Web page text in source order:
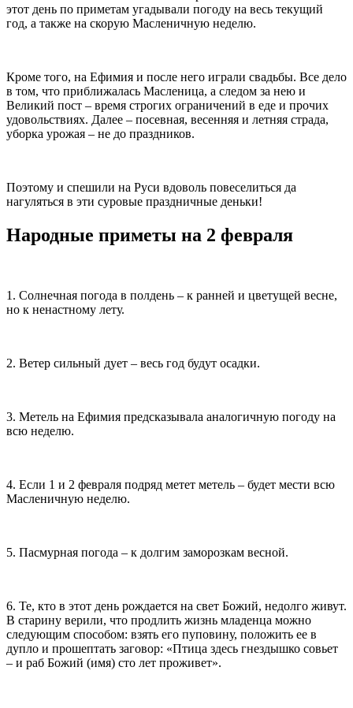
этот день по приметам угадывали погоду на весь текущий
год, а также на скорую Масленичную неделю.
Кроме того, на Ефимия и после него играли свадьбы. Все дело
в том, что приближалась Масленица, а следом за нею и
Великий пост – время строгих ограничений в еде и прочих
удовольствиях. Далее – посевная, весенняя и летняя страда,
уборка урожая – не до праздников.
Поэтому и спешили на Руси вдоволь повеселиться да
нагуляться в эти суровые праздничные деньки!
Народные приметы на 2 февраля
1. Солнечная погода в полдень – к ранней и цветущей весне,
но к ненастному лету.
2. Ветер сильный дует – весь год будут осадки.
3. Метель на Ефимия предсказывала аналогичную погоду на
всю неделю.
4. Если 1 и 2 февраля подряд метет метель – будет мести всю
Масленичную неделю.
5. Пасмурная погода – к долгим заморозкам весной.
6. Те, кто в этот день рождается на свет Божий, недолго живут.
В старину верили, что продлить жизнь младенца можно
следующим способом: взять его пуповину, положить ее в
дупло и прошептать заговор: «Птица здесь гнездышко совьет
– и раб Божий (имя) сто лет проживет».